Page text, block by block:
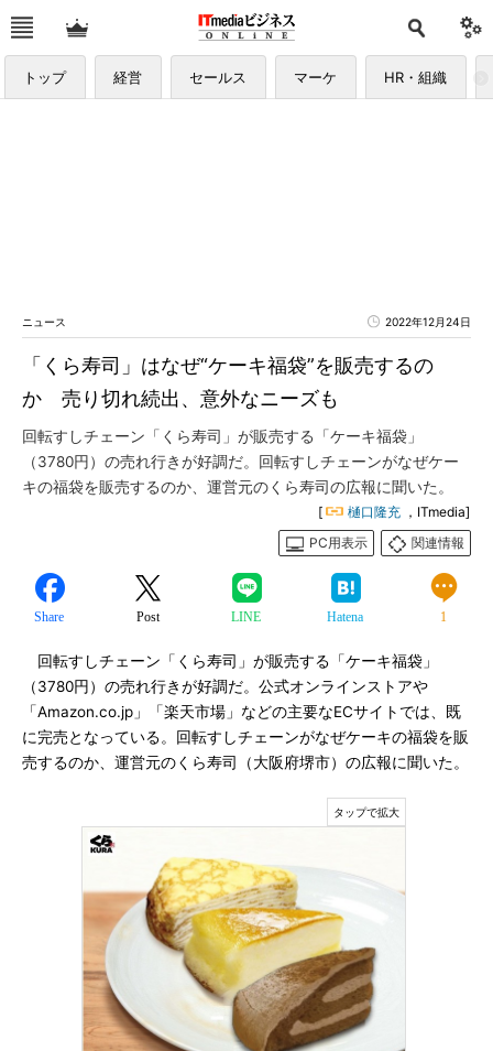
トップ 経営 セールス マーケ HR・組織
ニュース 2022年12月24日
「くら寿司」はなぜ“ケーキ福袋”を販売するの
か 売り切れ続出、意外なニーズも
回転すしチェーン「くら寿司」が販売する「ケーキ福袋」
（3780円）の売れ行きが好調だ。回転すしチェーンがなぜケー
キの福袋を販売するのか、運営元のくら寿司の広報に聞いた。
[ 樋口隆充 ，ITmedia]
PC用表示
関連情報
Share Post LINE Hatena 1
回転すしチェーン「くら寿司」が販売する「ケーキ福袋」
（3780円）の売れ行きが好調だ。公式オンラインストアや
「Amazon.co.jp」「楽天市場」などの主要なECサイトでは、既
に完売となっている。回転すしチェーンがなぜケーキの福袋を販
売するのか、運営元のくら寿司（大阪府堺市）の広報に聞いた。